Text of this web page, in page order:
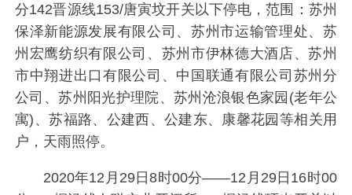
分142晋源线153/唐寅坟开关以下停电，范围：苏州
保泽新能源发展有限公司、苏州市运输管理处、苏
州宏鹰纺织有限公司、苏州市伊林德大酒店、苏州
市中翔进出口有限公司、中国联通有限公司苏州分
公司、苏州阳光护理院、苏州沧浪银色家园(老年公
寓)、苏福路、公建西、公建东、康馨花园等相关用
户，天雨照停。
2020年12月29日8时00分——12月29日16时00